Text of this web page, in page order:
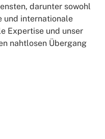
darunter sowohl
und internationale
Expertise und unser
nahtlosen Übergang